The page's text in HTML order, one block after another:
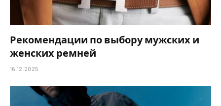
Рекомендации по выбору мужских и
женских ремней
16.12.2025